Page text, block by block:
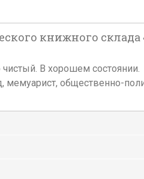
книжного склада
В хорошем состоянии.
мемуарист, общественно-